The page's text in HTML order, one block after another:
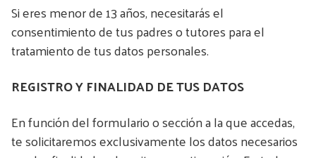
Si eres menor de 13 años, necesitarás el
consentimiento de tus padres o tutores para el
tratamiento de tus datos personales.
REGISTRO Y FINALIDAD DE TUS DATOS
En función del formulario o sección a la que accedas,
te solicitaremos exclusivamente los datos necesarios